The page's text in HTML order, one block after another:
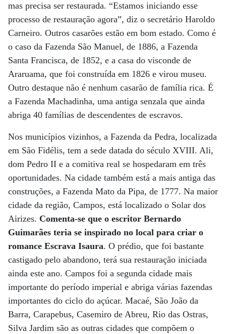
mas precisa ser restaurada. “Estamos iniciando esse
processo de restauração agora”, diz o secretário Haroldo
Carneiro. Outros casarões estão em bom estado. Como é
o caso da Fazenda São Manuel, de 1886, a Fazenda
Santa Francisca, de 1852, e a casa do visconde de
Araruama, que foi construída em 1826 e virou museu.
Outro destaque não é nenhum casarão de família rica. É
a Fazenda Machadinha, uma antiga senzala que ainda
abriga 40 famílias de descendentes de escravos.
Nos municípios vizinhos, a Fazenda da Pedra, localizada
em São Fidélis, tem a sede datada do século XVIII. Ali,
dom Pedro II e a comitiva real se hospedaram em três
oportunidades. Na cidade também está a mais antiga das
construções, a Fazenda Mato da Pipa, de 1777. Na maior
cidade da região, Campos, está localizado o Solar dos
Airizes. Comenta-se que o escritor Bernardo
Guimarães teria se inspirado no local para criar o
romance Escrava Isaura. O prédio, que foi bastante
castigado pelo abandono, terá sua restauração iniciada
ainda este ano. Campos foi a segunda cidade mais
importante do período imperial e abriga várias fazendas
importantes do ciclo do açúcar. Macaé, São João da
Barra, Carapebus, Casemiro de Abreu, Rio das Ostras,
Silva Jardim são as outras cidades que compõem o